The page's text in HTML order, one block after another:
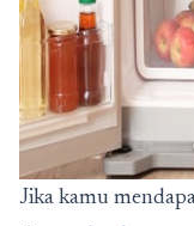
Jika kamu